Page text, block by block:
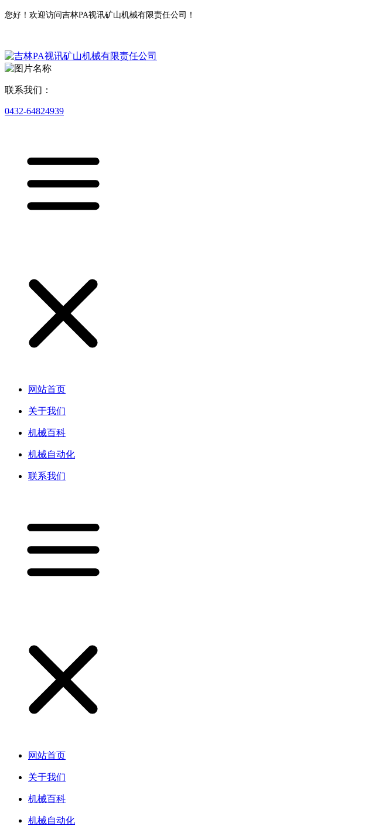
您好！欢迎访问吉林PA视讯矿山机械有限责任公司！
联系我们：
0432-64824939
网站首页
关于我们
机械百科
机械自动化
联系我们
网站首页
关于我们
机械百科
机械自动化